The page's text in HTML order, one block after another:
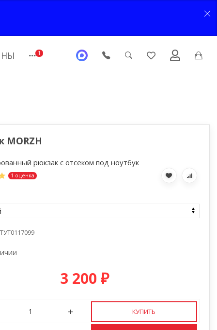
1
MORZH
рюкзак с отсеком под ноутбук
1 оценка
3 200₽
КУПИТЬ